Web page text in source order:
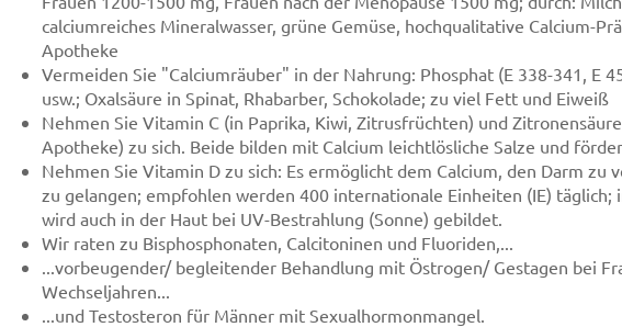
calciumreiches Mineralwasser, grüne Gemüse, hochqualitative Calcium-
Apotheke
Vermeiden Sie "Calciumräuber" in der Nahrung: Phosphat (E 338-341, E
usw.; Oxalsäure in Spinat, Rhabarber, Schokolade; zu viel Fett und Eiweiß
Nehmen Sie Vitamin C (in Paprika, Kiwi, Zitrusfrüchten) und
Apotheke) zu sich. Beide bilden mit Calcium leichtlösliche Salze und
Nehmen Sie Vitamin D zu sich: Es ermöglicht dem Calcium, den Darm zu
zu gelangen; empfohlen werden 400 internationale Einheiten (IE) täglich;
wird auch in der Haut bei UV-Bestrahlung (Sonne) gebildet.
Wir raten zu Bisphosphonaten, Calcitoninen und Fluoriden,...
...vorbeugender/ begleitender Behandlung mit Östrogen/ Gestagen bei
Wechseljahren...
...und Testosteron für Männer mit Sexualhormonmangel.